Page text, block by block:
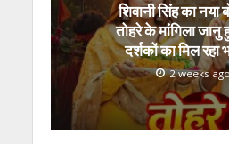
शिवानी सिंह का नया
तोहरे के मांगिला जानु
दर्शकों का मिल रहा
2 weeks